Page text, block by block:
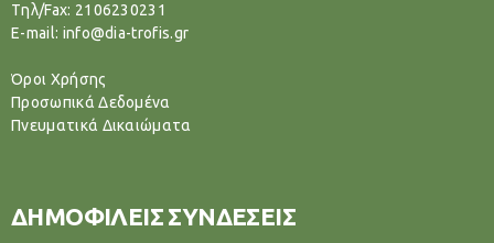
Tηλ/Fax: 2106230231
E-mail: info@dia-trofis.gr
Όροι Χρήσης
Προσωπικά Δεδομένα
Πνευματικά Δικαιώματα
ΔΗΜΟΦΙΛΕΙΣ ΣΥΝΔΕΣΕΙΣ